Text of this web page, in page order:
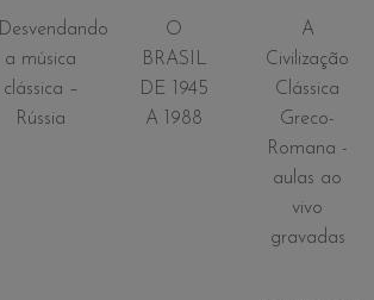
Desvendando
a música
clássica –
Rússia
O
BRASIL
DE 1945
A 1988
A
Civilização
Clássica
Greco-
Romana -
aulas ao
vivo
gravadas